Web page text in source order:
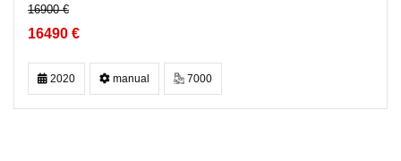
16900 €
16490 €
2020 manual 7000